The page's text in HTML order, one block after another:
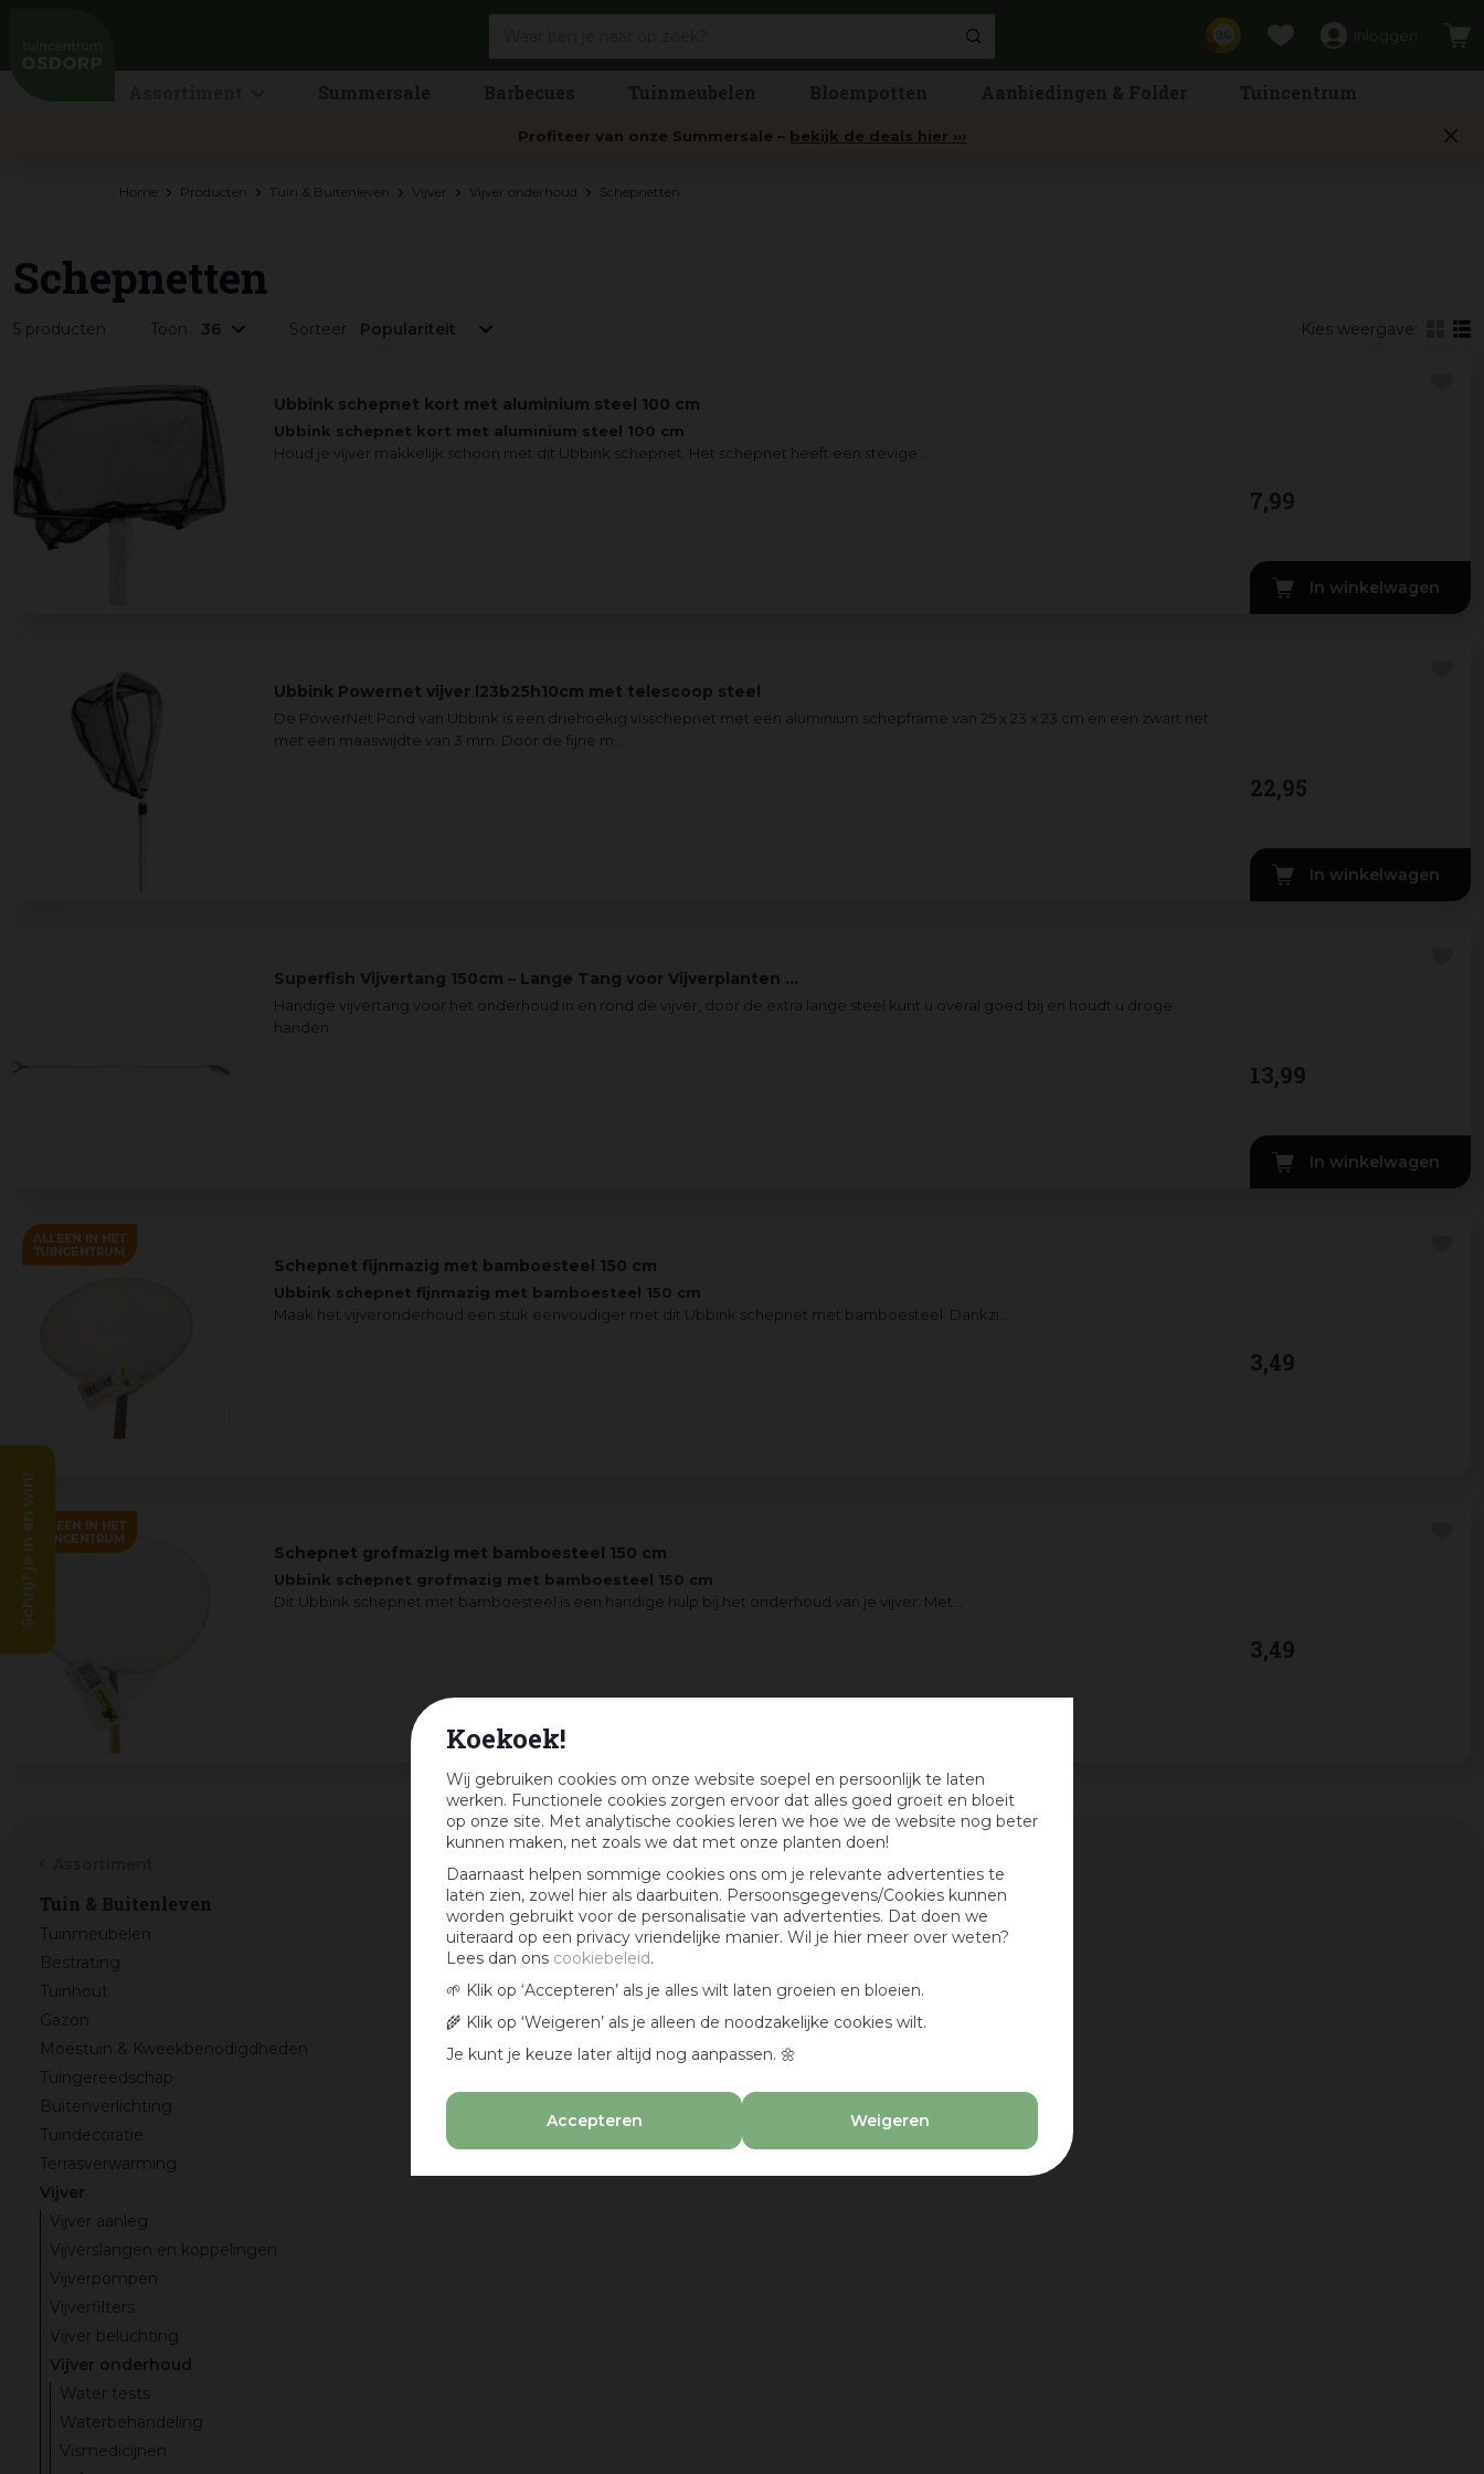
Koekoek!
Wij gebruiken cookies om onze website soepel en persoonlijk te laten
werken. Functionele cookies zorgen ervoor dat alles goed groeit en bloeit
op onze site. Met analytische cookies leren we hoe we de website nog beter
kunnen maken, net zoals we dat met onze planten doen!
Daarnaast helpen sommige cookies ons om je relevante advertenties te
laten zien, zowel hier als daarbuiten. Persoonsgegevens/Cookies kunnen
worden gebruikt voor de personalisatie van advertenties. Dat doen we
uiteraard op een privacy vriendelijke manier. Wil je hier meer over weten?
Lees dan ons cookiebeleid.
🌱 Klik op ‘Accepteren’ als je alles wilt laten groeien en bloeien.
🌾 Klik op ‘Weigeren’ als je alleen de noodzakelijke cookies wilt.
Je kunt je keuze later altijd nog aanpassen. 🌼
Accepteren Weigeren
Home Producten Tuin & Buitenleven Vijver Vijver onderhoud Schepnetten
Summersale Barbecues Tuinmeubelen Bloempotten Aanbiedingen & Folder Tuincentrum
Profiteer van onze Summersale – bekijk de deals hier ›››
Schepnetten
5 producten Toon Sorteer Kies weergave:
Ubbink schepnet kort met aluminium steel 100 cm
Ubbink schepnet kort met aluminium steel 100 cm
Houd je vijver makkelijk schoon met dit Ubbink schepnet. Het schepnet heeft een stevige ...
7,99
In winkelwagen
Ubbink Powernet vijver l23b25h10cm met telescoop steel
De PowerNet Pond van Ubbink is een driehoekig visschepnet met een aluminium schepframe van 25 x 23 x 23 cm en een zwart net
met een maaswijdte van 3 mm. Door de fijne m
22,95
In winkelwagen
Superfish Vijvertang 150cm – Lange Tang voor Vijverplanten …
Handige vijvertang voor het onderhoud in en rond de vijver, door de extra lange steel kunt u overal goed bij en houdt u droge
handen.
13,99
In winkelwagen
Schepnet fijnmazig met bamboesteel 150 cm
Ubbink schepnet fijnmazig met bamboesteel 150 cm
Maak het vijveronderhoud een stuk eenvoudiger met dit Ubbink schepnet met bamboesteel. Dankzi
3,49
Schepnet grofmazig met bamboesteel 150 cm
Ubbink schepnet grofmazig met bamboesteel 150 cm
Dit Ubbink schepnet met bamboesteel is een handige hulp bij het onderhoud van je vijver. Met
3,49
Tuin & Buitenleven
Tuinmeubelen
Bestrating
Tuinhout
Gazon
Moestuin & Kweekbenodigdheden
Tuingereedschap
Buitenverlichting
Tuindecoratie
Terrasverwarming
Vijver
Vijver aanleg
Vijverslangen en koppelingen
Vijverpompen
Vijverfilters
Vijver beluchting
Vijver onderhoud
Water tests
Waterbehandeling
Vismedicijnen
Schrijf je in en win!